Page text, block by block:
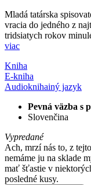
Mladá tatárska
vracia do jedného z
tridsiatych rokov
viac
Kniha
E-kniha
Audioknihainý jazyk
Pevná väzba s
Slovenčina
Vypredané
Ach, mrzí nás to, z
nemáme ju na sklade
mať šťastie v
posledné kusy.